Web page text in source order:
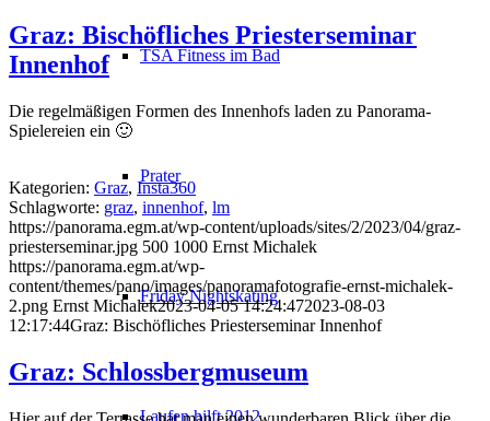
TSA Fitness im Bad
Prater
Friday Nightskating
Laufen hilft 2012
Graz: Bischöfliches Priesterseminar
Innenhof
Die regelmäßigen Formen des Innenhofs laden zu Panorama-
Spielereien ein 🙂
Kategorien: Graz, Insta360
Schlagworte: graz, innenhof, lm
https://panorama.egm.at/wp-content/uploads/sites/2/2023/04/graz-
priesterseminar.jpg 500 1000 Ernst Michalek
https://panorama.egm.at/wp-
content/themes/pano/images/panoramafotografie-ernst-michalek-
2.png Ernst Michalek2023-04-05 14:24:472023-08-03
12:17:44Graz: Bischöfliches Priesterseminar Innenhof
Graz: Schlossbergmuseum